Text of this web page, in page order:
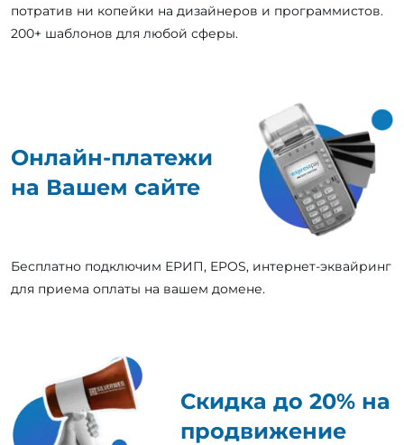
потратив ни копейки на дизайнеров и программистов.
200+ шаблонов для любой сферы.
Онлайн-платежи
на Вашем сайте
Бесплатно подключим ЕРИП, EPOS, интернет-эквайринг
для приема оплаты на вашем домене.
Скидка до 20% на
продвижение